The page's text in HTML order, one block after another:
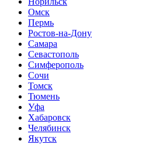
Омск
Пермь
Ростов-на-Дону
Самара
Севастополь
Симферополь
Сочи
Томск
Тюмень
Уфа
Хабаровск
Челябинск
Якутск